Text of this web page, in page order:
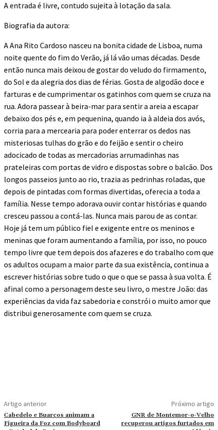
A entrada é livre, contudo sujeita à lotação da sala.
Biografia da autora:
A Ana Rito Cardoso nasceu na bonita cidade de Lisboa, numa
noite quente do fim do Verão, já lá vão umas décadas. Desde
então nunca mais deixou de gostar do veludo do firmamento,
do Sol e da alegria dos dias de férias. Gosta de algodão doce e
farturas e de cumprimentar os gatinhos com quem se cruza na
rua. Adora passear à beira-mar para sentir a areia a escapar
debaixo dos pés e, em pequenina, quando ia à aldeia dos avós,
corria para a mercearia para poder enterrar os dedos nas
misteriosas tulhas do grão e do feijão e sentir o cheiro
adocicado de todas as mercadorias arrumadinhas nas
prateleiras com portas de vidro e dispostas sobre o balcão. Dos
longos passeios junto ao rio, trazia as pedrinhas roladas, que
depois de pintadas com formas divertidas, oferecia a toda a
família. Nesse tempo adorava ouvir contar histórias e quando
cresceu passou a contá-las. Nunca mais parou de as contar.
Hoje já tem um público fiel e exigente entre os meninos e
meninas que foram aumentando a família, por isso, no pouco
tempo livre que tem depois dos afazeres e do trabalho com que
os adultos ocupam a maior parte da sua existência, continua a
escrever histórias sobre tudo o que o que se passa à sua volta. É
afinal como a personagem deste seu livro, o mestre João: das
experiências da vida faz sabedoria e constrói o muito amor que
distribui generosamente com quem se cruza.
Artigo anterior
Cabedelo e Buarcos animam a
Figueira da Foz com Bodyboard
Próximo artigo
GNR de Montemor-o-Velho
recuperou artigos furtados em